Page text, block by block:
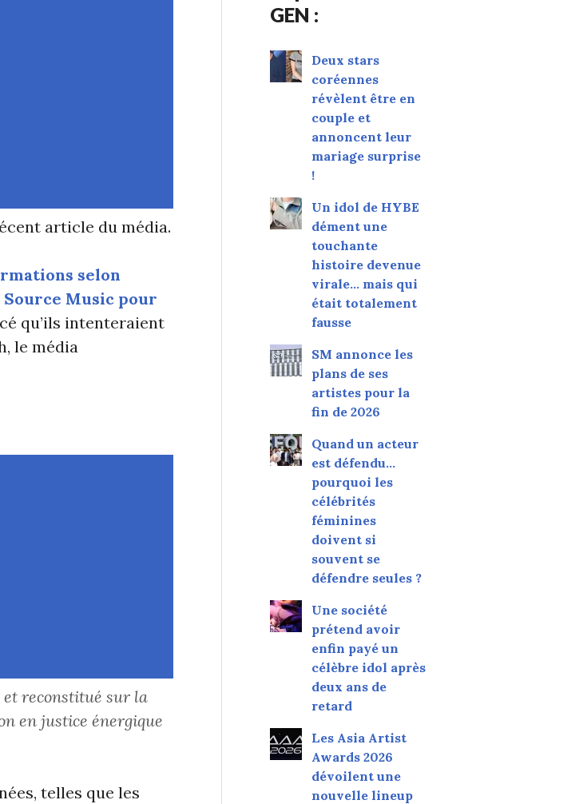
article du média.
selon
Music pour
qu’ils intenteraient
le média
et reconstitué sur la
en justice énergique
telles que les
GEN :
Deux stars
coréennes
révèlent être en
couple et
annoncent leur
mariage surprise
!
Un idol de HYBE
dément une
touchante
histoire devenue
virale... mais qui
était totalement
fausse
SM annonce les
plans de ses
artistes pour la
fin de 2026
Quand un acteur
est défendu…
pourquoi les
célébrités
féminines
doivent si
souvent se
défendre seules ?
Une société
prétend avoir
enfin payé un
célèbre idol après
deux ans de
retard
Les Asia Artist
Awards 2026
dévoilent une
nouvelle lineup